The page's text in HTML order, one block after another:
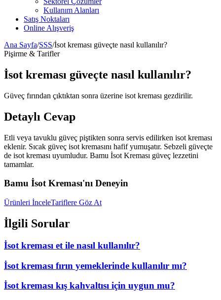
Kullanım Alanları
Satış Noktaları
Online Alışveriş
Ana Sayfa/SSS/İsot kreması güveçte nasıl kullanılır?
Pişirme & Tarifler
İsot kreması güveçte nasıl kullanılır?
Güveç fırından çıktıktan sonra üzerine isot kreması gezdirilir.
Detaylı Cevap
Etli veya tavuklu güveç piştikten sonra servis edilirken isot kreması
eklenir. Sıcak güveç isot kremasını hafif yumuşatır. Sebzeli güveçte
de isot kreması uyumludur. Bamu İsot Kreması güveç lezzetini
tamamlar.
Bamu İsot Kreması'nı Deneyin
Ürünleri İnceleTariflere Göz At
İlgili Sorular
İsot kreması et ile nasıl kullanılır?
İsot kreması fırın yemeklerinde kullanılır mı?
İsot kreması kış kahvaltısı için uygun mu?